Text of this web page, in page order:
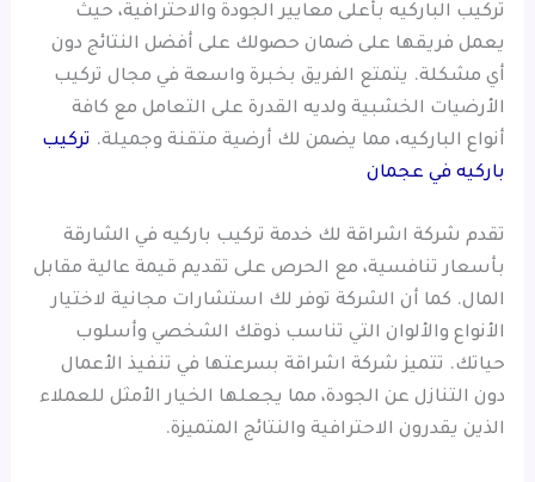
تركيب الباركيه بأعلى معايير الجودة والاحترافية، حيث
يعمل فريقها على ضمان حصولك على أفضل النتائج دون
أي مشكلة. يتمتع الفريق بخبرة واسعة في مجال تركيب
الأرضيات الخشبية ولديه القدرة على التعامل مع كافة
أنواع الباركيه، مما يضمن لك أرضية متقنة وجميلة. تركيب
باركيه في عجمان
تقدم شركة اشراقة لك خدمة تركيب باركيه في الشارقة
بأسعار تنافسية، مع الحرص على تقديم قيمة عالية مقابل
المال. كما أن الشركة توفر لك استشارات مجانية لاختيار
الأنواع والألوان التي تناسب ذوقك الشخصي وأسلوب
حياتك. تتميز شركة اشراقة بسرعتها في تنفيذ الأعمال
دون التنازل عن الجودة، مما يجعلها الخيار الأمثل للعملاء
الذين يقدرون الاحترافية والنتائج المتميزة.